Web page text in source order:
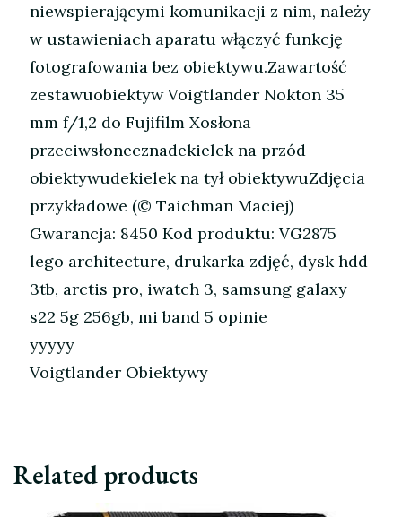
niewspierającymi komunikacji z nim, należy
w ustawieniach aparatu włączyć funkcję
fotografowania bez obiektywu.Zawartość
zestawuobiektyw Voigtlander Nokton 35
mm f/1,2 do Fujifilm Xosłona
przeciwsłonecznadekielek na przód
obiektywudekielek na tył obiektywuZdjęcia
przykładowe (© Taichman Maciej)
Gwarancja: 8450 Kod produktu: VG2875
lego architecture, drukarka zdjęć, dysk hdd
3tb, arctis pro, iwatch 3, samsung galaxy
s22 5g 256gb, mi band 5 opinie
yyyyy
Voigtlander Obiektywy
Related products